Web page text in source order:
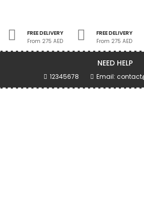
FREE DELIVERY
From 275 AED
FREE DELIVERY
From 275 AED
NEED HELP
12345678 Email: